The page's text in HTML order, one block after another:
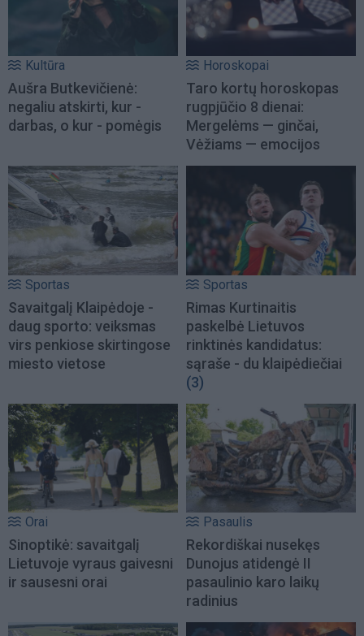
Kultūra
Aušra Butkevičienė:
negaliu atskirti, kur -
darbas, o kur - pomėgis
Horoskopai
Taro kortų horoskopas
rugpjūčio 8 dienai:
Mergelėms — ginčai,
Vėžiams — emocijos
Sportas
Savaitgalį Klaipėdoje -
daug sporto: veiksmas
virs penkiose skirtingose
miesto vietose
Sportas
Rimas Kurtinaitis
paskelbė Lietuvos
rinktinės kandidatus:
sąraše - du klaipėdiečiai
(3)
Orai
Sinoptikė: savaitgalį
Lietuvoje vyraus gaivesni
ir sausesni orai
Pasaulis
Rekordiškai nusekęs
Dunojus atidengė II
pasaulinio karo laikų
radinius